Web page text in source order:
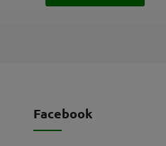
Facebook